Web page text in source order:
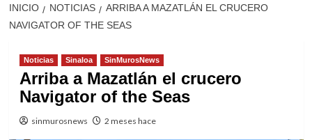
INICIO NOTICIAS
ARRIBA A MAZATLÁN EL CRUCERO
NAVIGATOR OF THE SEAS
Noticias Sinaloa SinMurosNews
Arriba a Mazatlán el crucero
Navigator of the Seas
sinmurosnews 2 meses hace